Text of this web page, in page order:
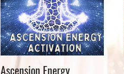
Schnellansicht
Ascension Energy